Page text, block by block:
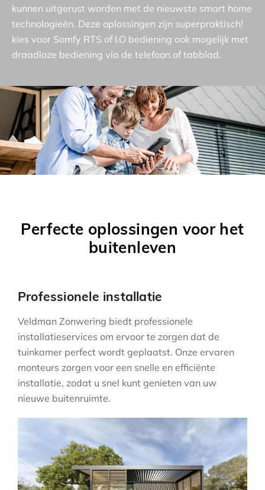
kunnen uitgerust worden met de nieuwste smart home
technologieën. Deze oplossingen zijn superpraktisch!
kies voor Somfy RTS of I.O bediening ook mogelijk met
draadloze bediening via de telefoon of tabblad.
Perfecte oplossingen voor het
buitenleven
Professionele installatie
Veldman Zonwering biedt professionele
installatieservices om ervoor te zorgen dat de
tuinkamer perfect wordt geplaatst. Onze ervaren
monteurs zorgen voor een snelle en efficiënte
installatie, zodat u snel kunt genieten van uw
nieuwe buitenruimte.